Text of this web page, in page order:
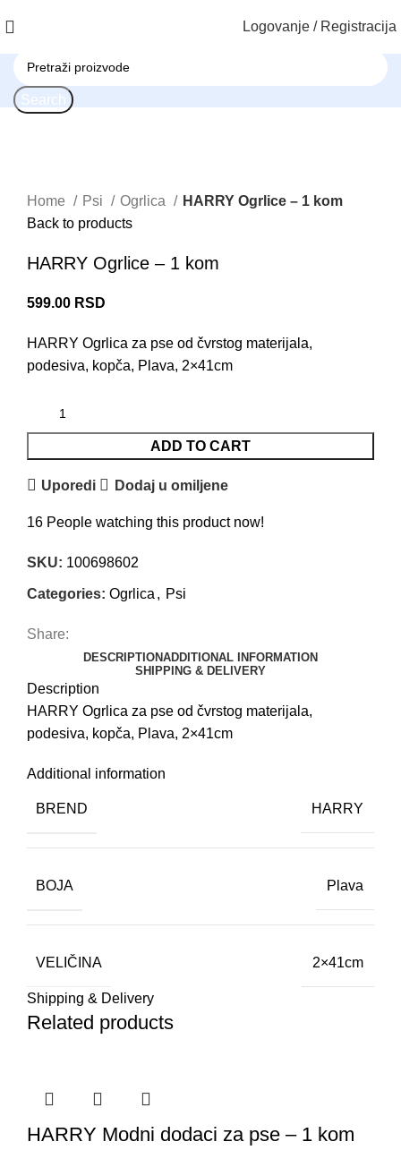
Logovanje / Registracija
Search
Home
Psi Ogrlica
HARRY Ogrlice – 1 kom
Back to products
HARRY Ogrlice – 1 kom
599.00 RSD
HARRY Ogrlica za pse od čvrstog materijala,
podesiva, kopča, Plava, 2×41cm
ADD TO CART
Uporedi Dodaj u omiljene
16 People watching this product now!
SKU: 100698602
Categories: Ogrlica , Psi
Share:
DESCRIPTIONADDITIONAL INFORMATION
SHIPPING & DELIVERY
Description
HARRY Ogrlica za pse od čvrstog materijala,
podesiva, kopča, Plava, 2×41cm
Additional information
BREND HARRY
BOJA Plava
VELIČINA 2×41cm
Shipping & Delivery
Related products
HARRY Modni dodaci za pse – 1 kom